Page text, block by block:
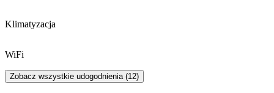
Klimatyzacja
WiFi
Zobacz wszystkie udogodnienia (12)